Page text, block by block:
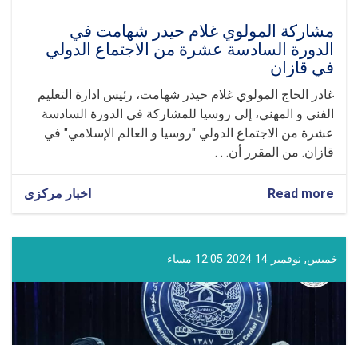
الإسلامي"
في
قازان
مشاركة المولوي غلام حيدر شهامت في
الدورة السادسة عشرة من الاجتماع الدولي
في قازان
غادر الحاج المولوي غلام حيدر شهامت، رئيس ادارة التعليم
الفني و المهني، إلى روسيا للمشاركة في الدورة السادسة
عشرة من الاجتماع الدولي "روسيا و العالم الإسلامي" في
قازان. من المقرر أن. . .
Read more
مشاركة
غلام
حيدر
في
الدورة
السادسة
عشرة
اخبار مرکزی
خميس, نوفمبر 14 2024 12:05 مساء